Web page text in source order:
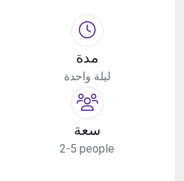
مدة
ليلة واحدة
سعة
2-5 people